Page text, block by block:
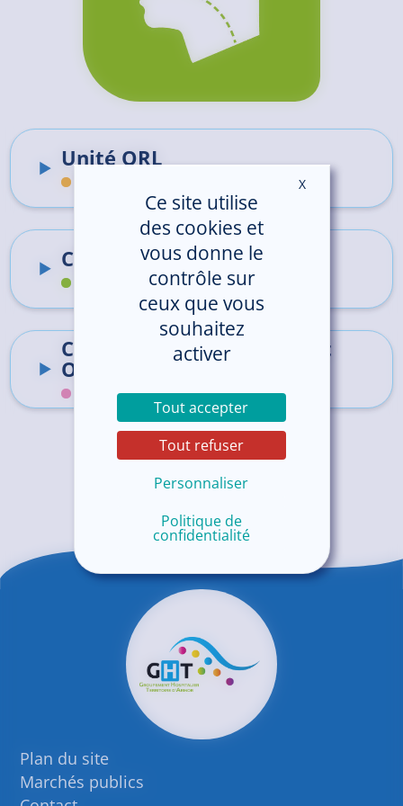
Unité ORL
Chirurgie ORL
Centre Hospitalier de Guingamp
Chirurgie Cervico-Faciale et
ORL
Centre Hospitalier de Lannion-Trestel
Plan du site
Marchés publics
Ce site utilise
des cookies et
vous donne le
contrôle sur
ceux que vous
souhaitez
activer
Tout accepter
Tout refuser
Personnaliser
Politique de
confidentialité
XMasquer le